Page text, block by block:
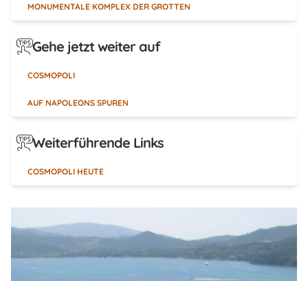
MONUMENTALE KOMPLEX DER GROTTEN
Gehe jetzt weiter auf
COSMOPOLI
AUF NAPOLEONS SPUREN
Weiterführende Links
COSMOPOLI HEUTE